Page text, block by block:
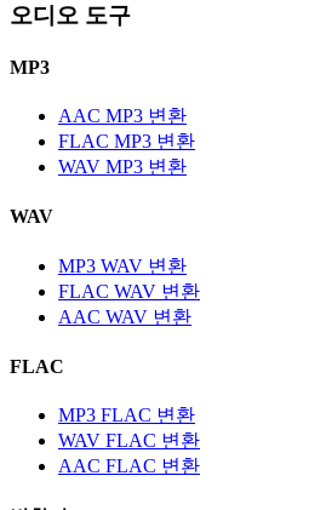
오디오 도구
MP3
AAC MP3 변환
FLAC MP3 변환
WAV MP3 변환
WAV
MP3 WAV 변환
FLAC WAV 변환
AAC WAV 변환
FLAC
MP3 FLAC 변환
WAV FLAC 변환
AAC FLAC 변환